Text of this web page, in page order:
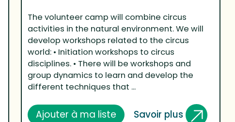
The volunteer camp will combine circus
activities in the natural environment. We will
develop workshops related to the circus
world: • Initiation workshops to circus
disciplines. • There will be workshops and
group dynamics to learn and develop the
different techniques that ...
Ajouter à ma liste Savoir plus